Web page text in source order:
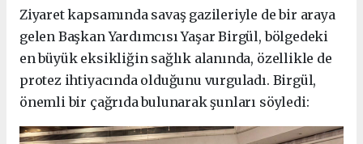
Ziyaret kapsamında savaş gazileriyle de bir araya
gelen Başkan Yardımcısı Yaşar Birgül, bölgedeki
en büyük eksikliğin sağlık alanında, özellikle de
protez ihtiyacında olduğunu vurguladı. Birgül,
önemli bir çağrıda bulunarak şunları söyledi: